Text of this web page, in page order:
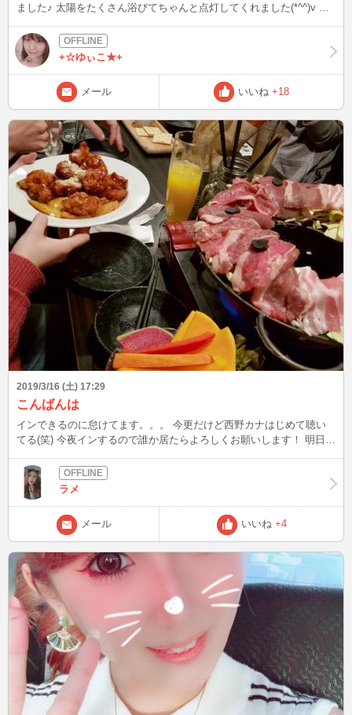
ました♪ 太陽をたくさん浴びてちゃんと点灯してくれました(*^^)v 地
+☆ゆぃこ★+
メール いいね +18
2019/3/16 (土) 17:29
こんばんは
インできるのに怠けてます。。。 今更だけど西野カナはじめて聴い
てる(笑) 今夜インするので誰か居たらよろしくお願いします！ 明日も
ラメ
メール いいね +4